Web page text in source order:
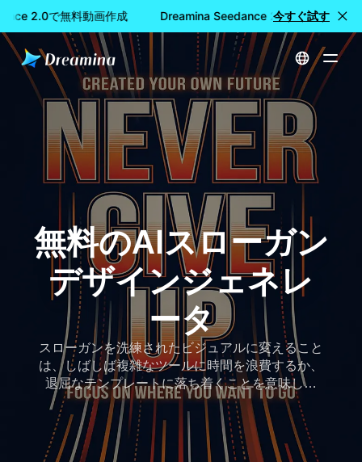
2.0で無料動画作成 Dreamina Seedance 2.0で無料動画作
今すぐ試す
ホーム 作成する 無料のAIスローガンデザインジェネレータ
無料のAIスローガン
デザインジェネレ
ータ
スローガンを洗練されたビジュアルに変えること
は、しばしば複雑なツールに時間を浪費するか、
退屈なテンプレートに落ち着くことを意味しま
す。無料のAIスローガンデザインメーカーである
Dreaminaは、どんなスローガンでも印象的なポス
ターやブランドグラフィックに変えます。あなた
のメッセージを生き生きとさせる